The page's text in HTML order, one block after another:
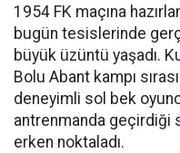
1954 FK maçına
bugün tesislerinde
büyük üzüntü yaşadı.
Bolu Abant kampı
deneyimli sol bek
antrenmanda geçirdiği
erken noktaladı.